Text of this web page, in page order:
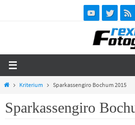
StartKriterium Sparkassengiro Bochum 2015
Sparkassengiro